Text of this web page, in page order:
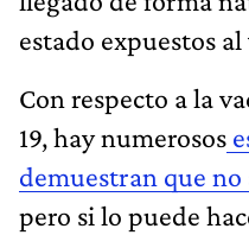
estado expuestos
Con respecto a la
19, hay numerosos
demuestran que
pero si lo puede